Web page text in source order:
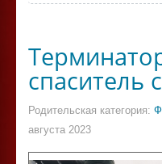
спаситель
Родительская категория:
августа 2023